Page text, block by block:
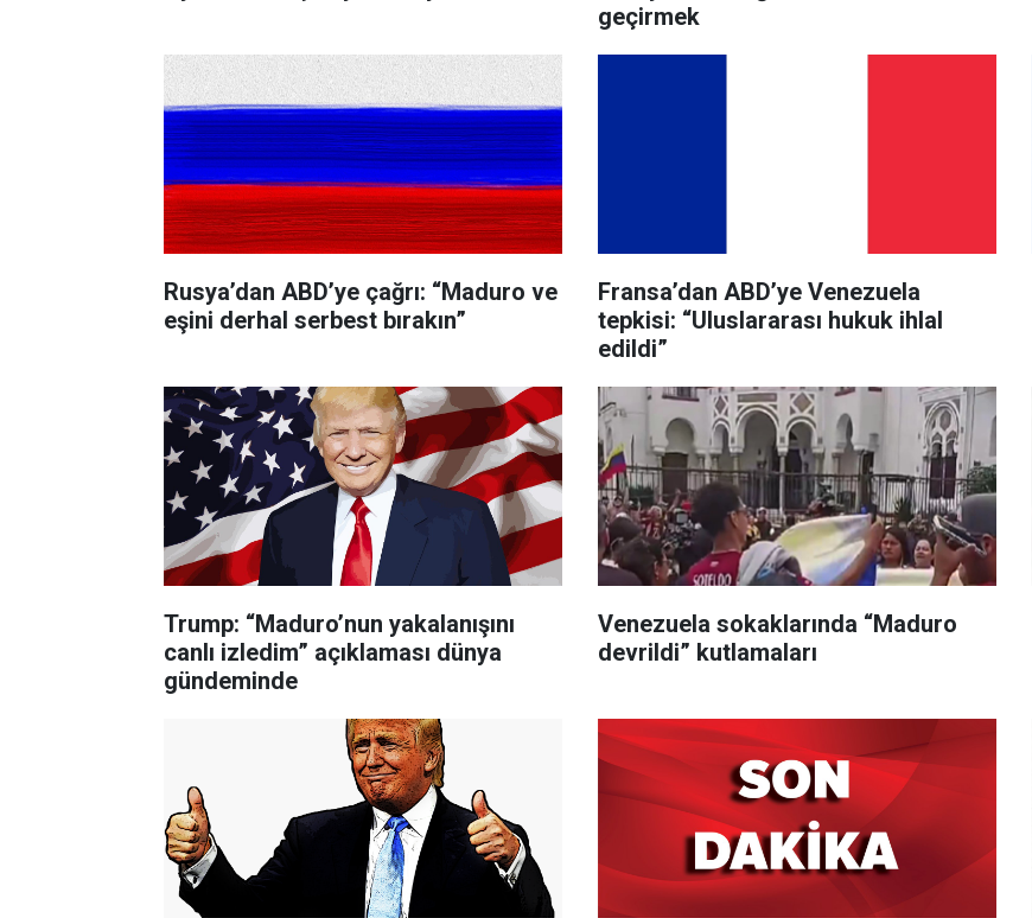
geçirmek
Rusya’dan ABD’ye çağrı: “Maduro ve
eşini derhal serbest bırakın”
Fransa’dan ABD’ye Venezuela
tepkisi: “Uluslararası hukuk ihlal
edildi”
Trump: “Maduro’nun yakalanışını
canlı izledim” açıklaması dünya
gündeminde
Venezuela sokaklarında “Maduro
devrildi” kutlamaları